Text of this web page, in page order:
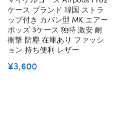
ケース ブランド 韓国 ストラ
ップ付き カバン型 MK エアー
ポッズ 3ケース 独特 激安 耐
衝撃 防塵 在庫あり ファッシ
ョン 持ち便利 レザー
¥3,600